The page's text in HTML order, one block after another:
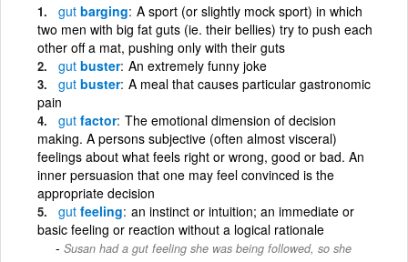
gut barging A sport (or slightly mock sport) in which
two men with big fat guts (ie. their bellies) try to push each
other off a mat, pushing only with their guts
gut buster An extremely funny joke
gut buster A meal that causes particular gastronomic
pain
gut factor The emotional dimension of decision
making. A persons subjective (often almost visceral)
feelings about what feels right or wrong, good or bad. An
inner persuasion that one may feel convinced is the
appropriate decision
gut feeling an instinct or intuition; an immediate or
basic feeling or reaction without a logical rationale
Susan had a gut feeling she was being followed, so she